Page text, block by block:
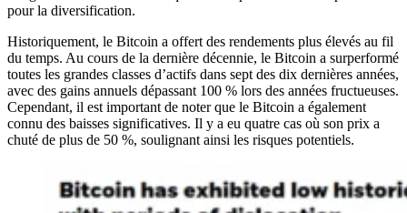
pour la diversification.
Historiquement, le Bitcoin a offert des rendements plus élevés au fil
du temps. Au cours de la dernière décennie, le Bitcoin a surperformé
toutes les grandes classes d’actifs dans sept des dix dernières années,
avec des gains annuels dépassant 100 % lors des années fructueuses.
Cependant, il est important de noter que le Bitcoin a également
connu des baisses significatives. Il y a eu quatre cas où son prix a
chuté de plus de 50 %, soulignant ainsi les risques potentiels.